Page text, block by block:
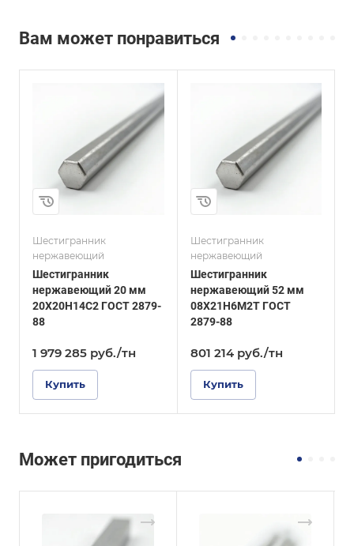
Вам может понравиться
Шестигранник
нержавеющий
Шестигранник
нержавеющий 20 мм
20Х20Н14С2 ГОСТ 2879-
88
1 979 285 руб./тн
Купить
Сплав / Марка стали
08Х21Н6М2Т
ГОСТ, ТУ
ГОСТ 2879-88
Технология
изготовления
52
Шестигранник
нержавеющий
Шестигранник
нержавеющий 52 мм
08Х21Н6М2Т ГОСТ
2879-88
801 214 руб./тн
Купить
Сплав / Марка стали
ГОСТ, ТУ
ГОСТ 2879-88
Технология
изготовления
75
Может пригодиться